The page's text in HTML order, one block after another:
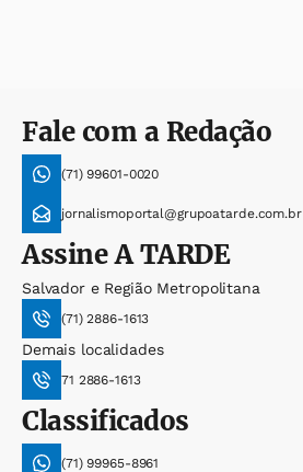
Fale com a Redação
(71) 99601-0020
jornalismoportal@grupoatarde.com.br
AssineA TARDE
Salvador e Região Metropolitana
(71) 2886-1613
Demais localidades
71 2886-1613
Classificados
(71) 99965-8961